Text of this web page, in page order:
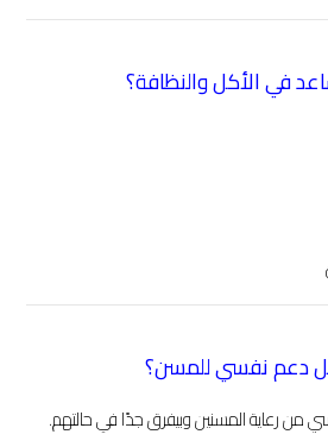
من رعاية المسنين وبيفرق جدًا في حالتهم.